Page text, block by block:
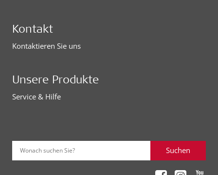
Kontakt
Kontaktieren Sie uns
Unsere Produkte
Service & Hilfe
Wonach suchen Sie? Suchen